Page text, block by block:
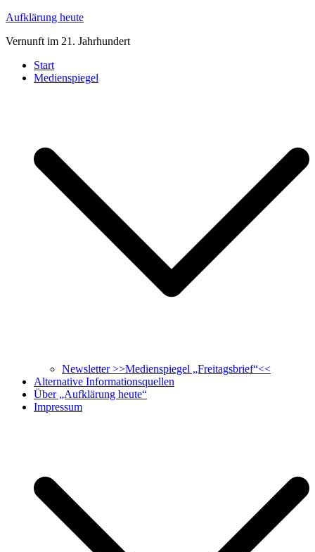
Zum
springen
Aufklärung heute
Vernunft im 21. Jahrhundert
Start
Medienspiegel
Newsletter >>Medienspiegel „Freitagsbrief“<<
Alternative Informationsquellen
Über „Aufklärung heute“
Impressum